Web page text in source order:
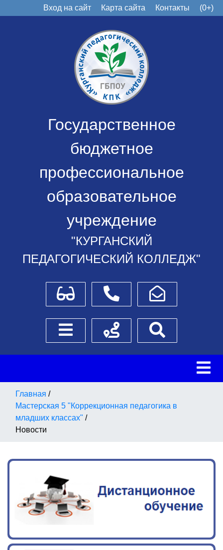
Вход на сайт Карта сайта Контакты (0+)
Государственное
бюджетное
профессиональное
образовательное
учреждение
"КУРГАНСКИЙ
ПЕДАГОГИЧЕСКИЙ КОЛЛЕДЖ"
Для слабовидящихТелефоныНаписать обращение
Боковое менюСхема проезда
Главная /
Мастерская 5 "Коррекционная педагогика в
младших классах" /
Новости